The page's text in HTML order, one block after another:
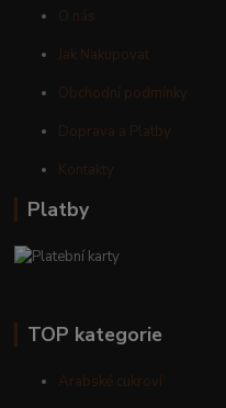
O nás
Jak Nakupovat
Obchodní podmínky
Doprava a Platby
Kontakty
Platby
TOP kategorie
Arabské cukroví